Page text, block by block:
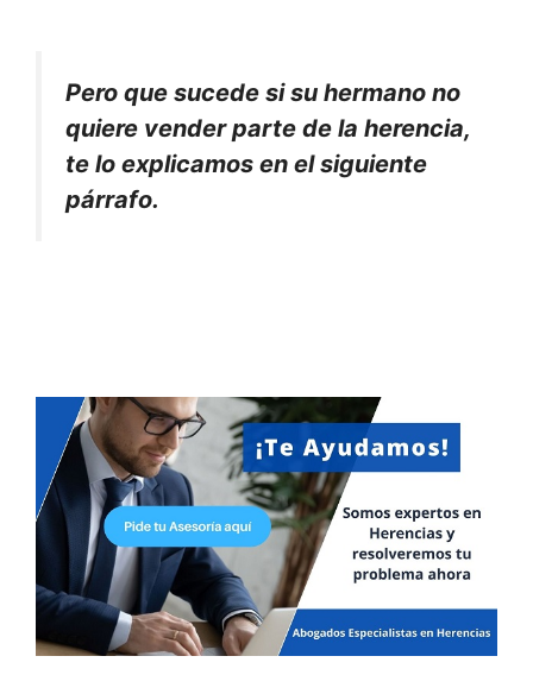
Pero que sucede si su hermano no
quiere vender parte de la herencia,
te lo explicamos en el siguiente
párrafo.